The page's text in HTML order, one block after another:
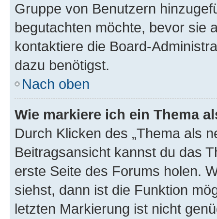
Gruppe von Benutzern
begutachten möchte, bevor sie
kontaktiere die Board-
dazu benötigst.
Nach oben
Wie markiere ich ein Thema
Durch Klicken des „Thema als
Beitragsansicht kannst du das
erste Seite des Forums holen.
siehst, dann ist die Funktion
letzten Markierung ist nicht